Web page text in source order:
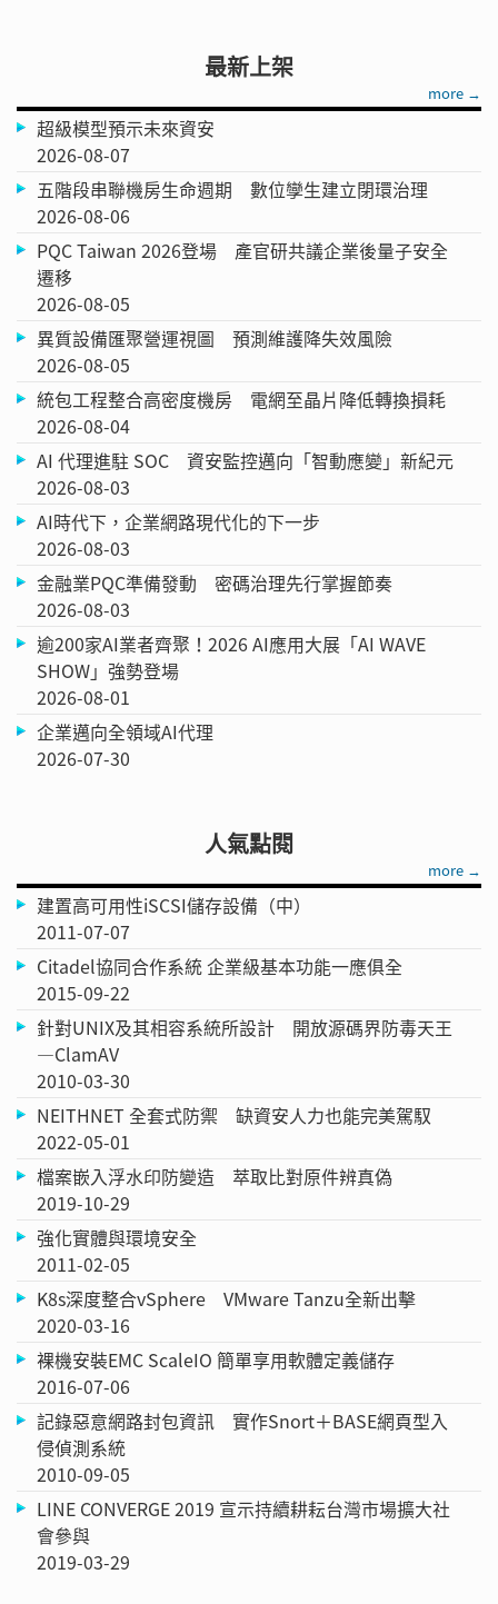
最新上架
more →
超級模型預示未來資安
2026-08-07
五階段串聯機房生命週期 數位孿生建立閉環治理
2026-08-06
PQC Taiwan 2026登場 產官研共議企業後量子安全
遷移
2026-08-05
異質設備匯聚營運視圖 預測維護降失效風險
2026-08-05
統包工程整合高密度機房 電網至晶片降低轉換損耗
2026-08-04
AI 代理進駐 SOC 資安監控邁向「智動應變」新紀元
2026-08-03
AI時代下，企業網路現代化的下一步
2026-08-03
金融業PQC準備發動 密碼治理先行掌握節奏
2026-08-03
逾200家AI業者齊聚！2026 AI應用大展「AI WAVE
SHOW」強勢登場
2026-08-01
企業邁向全領域AI代理
2026-07-30
人氣點閱
more →
建置高可用性iSCSI儲存設備（中）
2011-07-07
Citadel協同合作系統 企業級基本功能一應俱全
2015-09-22
針對UNIX及其相容系統所設計 開放源碼界防毒天王
—ClamAV
2010-03-30
NEITHNET 全套式防禦 缺資安人力也能完美駕馭
2022-05-01
檔案嵌入浮水印防變造 萃取比對原件辨真偽
2019-10-29
強化實體與環境安全
2011-02-05
K8s深度整合vSphere VMware Tanzu全新出擊
2020-03-16
裸機安裝EMC ScaleIO 簡單享用軟體定義儲存
2016-07-06
記錄惡意網路封包資訊 實作Snort＋BASE網頁型入
侵偵測系統
2010-09-05
LINE CONVERGE 2019 宣示持續耕耘台灣市場擴大社
會參與
2019-03-29